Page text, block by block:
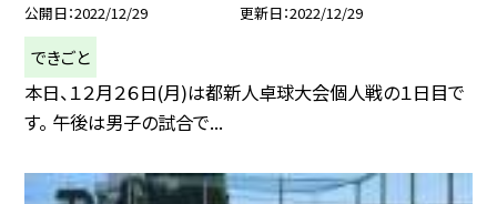
公開日 2022/12/29 更新日 2022/12/29
できごと
本日、１２月２６日(月)は都新人卓球大会個人戦の１日目で
す。 午後は男子の試合で...